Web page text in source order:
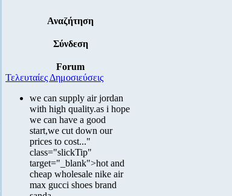
Αναζήτηση
Σύνδεση
Forum
Τελευταίες Δημοσιεύσεις
we can supply air jordan
with high quality.as i hope
we can have a good
start,we cut down our
prices to cost..."
class="slickTip"
target="_blank">hot and
cheap wholesale nike air
max gucci shoes brand